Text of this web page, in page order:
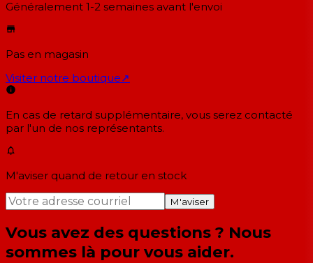
Généralement 1-2 semaines avant l'envoi
Pas en magasin
Visiter notre boutique↗
En cas de retard supplémentaire, vous serez contacté
par l'un de nos représentants.
M'aviser quand de retour en stock
M'aviser
Vous avez des questions ? Nous
sommes là pour vous aider.